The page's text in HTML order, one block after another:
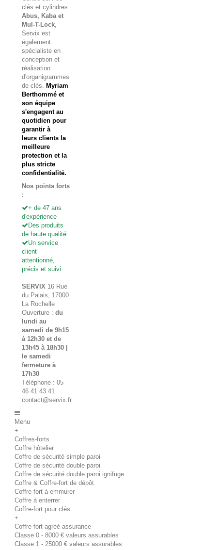
clés et cylindres
Abus, Kaba et
Mul-T-Lock,
Servix est
également
spécialiste en
conception et
réalisation
d'organigrammes
de clés. Myriam
Berthommé et
son équipe
s'engagent au
quotidien pour
garantir à
leurs clients la
meilleure
protection et la
plus stricte
confidentialité.
Nos points forts
:
+ de 47 ans
d'expérience
Des produits
de haute qualité
Un service
client
attentionné,
précis et suivi
SERVIX 16 Rue
du Palais, 17000
La Rochelle
Ouverture : du
lundi au
samedi de 9h15
à 12h30 et de
13h45 à 18h30 |
le samedi
fermeture à
17h30
Téléphone : 05
46 41 43 41
contact@servix.fr
Menu
+
Coffres-forts
Coffre hôtelier
Coffre de sécurité simple paroi
Coffre de sécurité double paroi
Coffre de sécurité double paroi ignifuge
Coffre & Coffre-fort de dépôt
Coffre-fort à emmurer
Coffre à enterrer
Coffre-fort pour clés
+
Coffre-fort agréé assurance
Classe 0 - 8000 € valeurs assurables
Classe 1 - 25000 € valeurs assurables